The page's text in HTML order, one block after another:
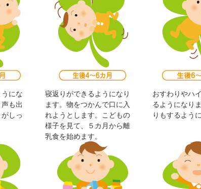
にな
も出
しっ
寝返りができるようになり
ます。物をつかんで口に入
れようとします。こどもの
様子を見て、５カ月から離
乳食を始めます。
おすわりやハ
るようになり
りもするよう